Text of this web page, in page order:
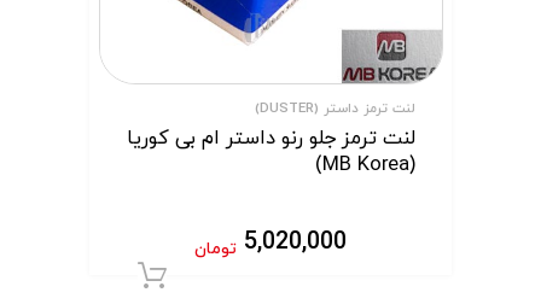
لنت ترمز داستر (DUSTER)
لنت ترمز جلو رنو داستر ام بی کوریا
(MB Korea)
5,020,000 تومان